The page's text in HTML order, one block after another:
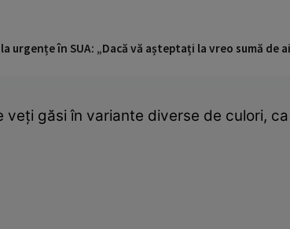
urgențe în SUA: „Dacă vă așteptați la vreo sumă de
găsi în variante diverse de culori,